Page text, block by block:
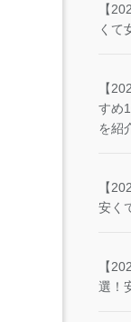
【
くて
【
すめ
を紹
【
安く
【
選！